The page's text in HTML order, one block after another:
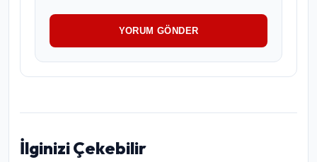
YORUM GÖNDER
İlginizi Çekebilir